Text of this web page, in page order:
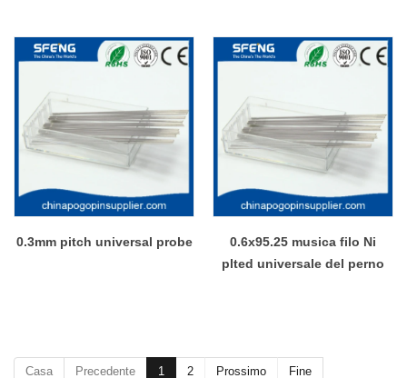
0.3mm pitch universal probe
0.6x95.25 musica filo Ni
plted universale del perno
Casa Precedente 1 2 Prossimo Fine